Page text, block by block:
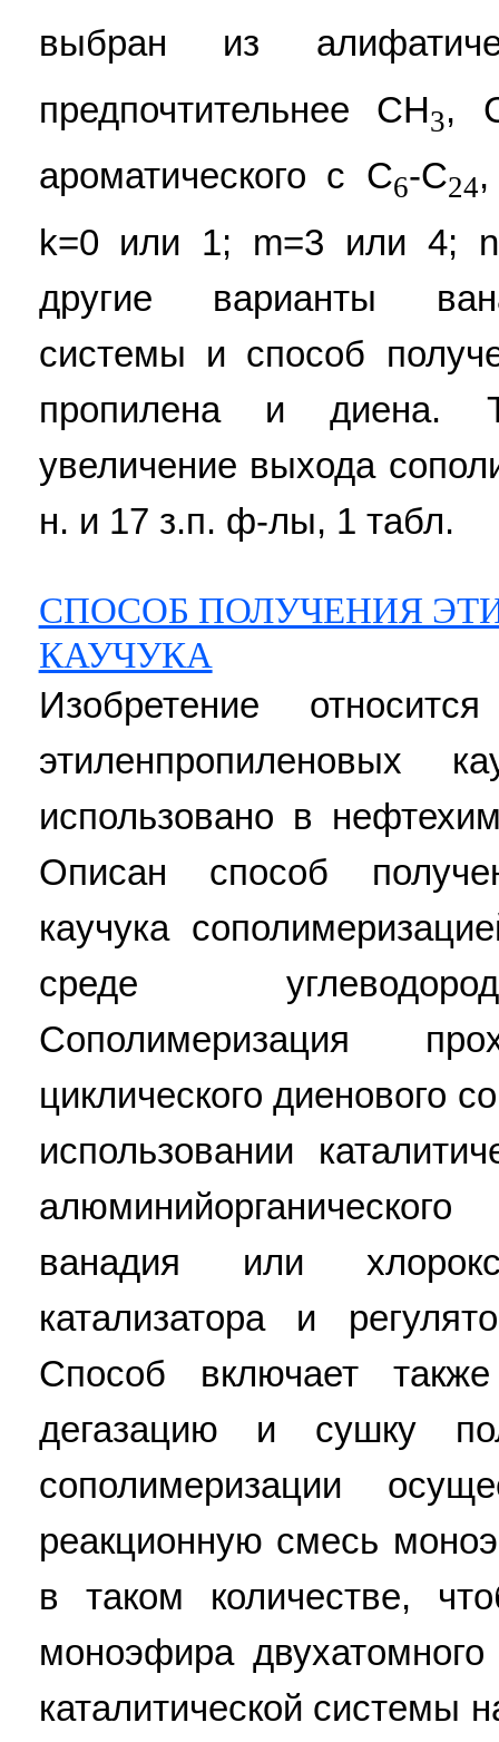
выбран из
предпочтительнее CH3,
ароматического с C6-C24
k=0 или 1; m=3 или 4;
другие варианты
системы и способ
пропилена и диена.
увеличение выхода
н. и 17 з.п. ф-лы, 1 табл.
СПОСОБ ПОЛУЧЕНИЯ
КАУЧУКА
Изобретение
этиленпропиленовых
использовано в
Описан способ
каучука
среде
Сополимеризация
циклического диенового
использовании
ванадия или
катализатора и
Способ включает
дегазацию и сушку
сополимеризации
реакционную смесь
в таком количестве,
моноэфира
каталитической системы